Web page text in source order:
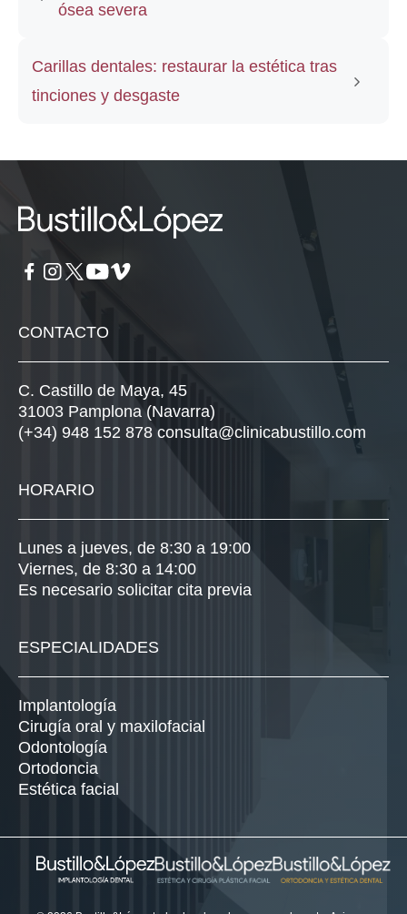
ósea severa
Carillas dentales: restaurar la estética tras
tinciones y desgaste
CONTACTO
C. Castillo de Maya, 45
31003 Pamplona (Navarra)
(+34) 948 152 878 consulta@clinicabustillo.com
HORARIO
Lunes a jueves, de 8:30 a 19:00
Viernes, de 8:30 a 14:00
Es necesario solicitar cita previa
ESPECIALIDADES
Implantología
Cirugía oral y maxilofacial
Odontología
Ortodoncia
Estética facial